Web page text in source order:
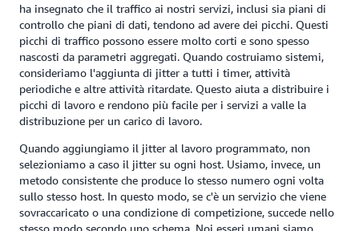
ha insegnato che il traffico ai nostri servizi, inclusi sia piani di
controllo che piani di dati, tendono ad avere dei picchi. Questi
picchi di traffico possono essere molto corti e sono spesso
nascosti da parametri aggregati. Quando costruiamo sistemi,
consideriamo l'aggiunta di jitter a tutti i timer, attività
periodiche e altre attività ritardate. Questo aiuta a distribuire i
picchi di lavoro e rendono più facile per i servizi a valle la
distribuzione per un carico di lavoro.
Quando aggiungiamo il jitter al lavoro programmato, non
selezioniamo a caso il jitter su ogni host. Usiamo, invece, un
metodo consistente che produce lo stesso numero ogni volta
sullo stesso host. In questo modo, se c'è un servizio che viene
sovraccaricato o una condizione di competizione, succede nello
stesso modo secondo uno schema. Noi esseri umani siamo